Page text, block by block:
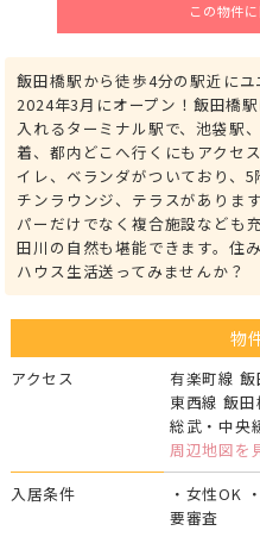
この物件
飯田橋駅から徒歩4分の駅近に
2024年3月にオープン！飯田橋
入れるターミナル駅で、池袋駅
着、都内どこへ行くにもアクセ
イレ、ベランダがついており、
チンラウンジ、テラスがありま
パーだけでなく複合施設なども
田川の自然も堪能できます。住
ハウス生活送ってみませんか？
物
アクセス
有楽町線
東西線 飯
総武・中央
周辺地図を
入居条件
・女性OK
要審査